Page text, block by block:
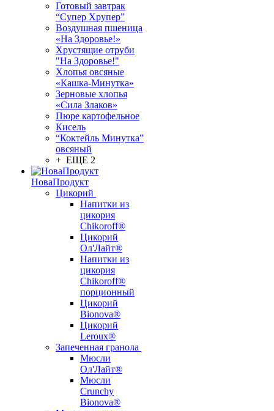
Готовый завтрак
“Супер Хрупер”
Воздушная пшеница
«На Здоровье!»
Хрустящие отруби
"На Здоровье!"
Хлопья овсяные
«Кашка-Минутка»
Зерновые хлопья
«Сила Злаков»
Пюре картофельное
Кисель
“Коктейль Минутка”
овсяный
+ ЕЩЕ 2
НоваПродукт
Цикорий
Напитки из
цикория
Chikoroff®
Цикорий
Ол'Лайт®
Напитки из
цикория
Chikoroff®
порционный
Цикорий
Bionova®
Цикорий
Leroux®
Запеченная гранола
Мюсли
Ол'Лайт®
Мюсли
Crunchy
Bionova®